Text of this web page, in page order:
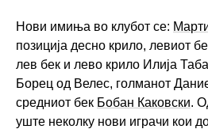
Нови имиња во клубот се:
позиција десно крило, левиот
лев бек и лево крило Илија
Борец од Велес, голманот
средниот бек Бобан Каковски.
уште неколку нови играчи кои